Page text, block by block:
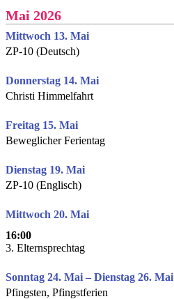
Mai 2026
Mittwoch 13. Mai
ZP-10 (Deutsch)
Donnerstag 14. Mai
Christi Himmelfahrt
Freitag 15. Mai
Beweglicher Ferientag
Dienstag 19. Mai
ZP-10 (Englisch)
Mittwoch 20. Mai
16:00
3. Elternsprechtag
Sonntag 24. Mai – Dienstag 26. Mai
Pfingsten, Pfingstferien